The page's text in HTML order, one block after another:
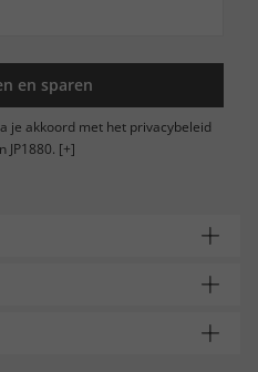
en sparen
je akkoord met het privacybeleid
JP1880. [+]